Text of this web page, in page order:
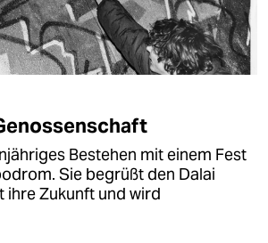
Bestehen mit einem Fest
Sie begrüßt den Dalai
ihre Zukunft und wird